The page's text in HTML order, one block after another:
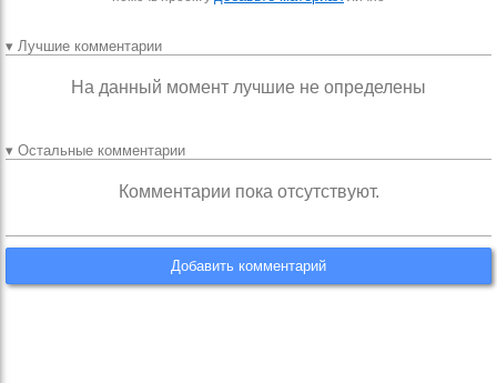
▾ Лучшие комментарии
На данный момент лучшие не определены
▾ Остальные комментарии
Комментарии пока отсутствуют.
Добавить комментарий